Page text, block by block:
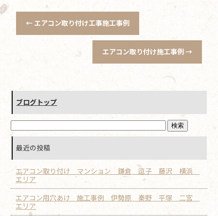
← エアコン取り付け工事施工事例
エアコン取り付け施工事例→
ブログトップ
最近の投稿
エアコン取り付け マンション 鎌倉 逗子 藤沢 横浜
エリア
エアコン用穴あけ 施工事例 伊勢原 秦野 平塚 二宮
エリア